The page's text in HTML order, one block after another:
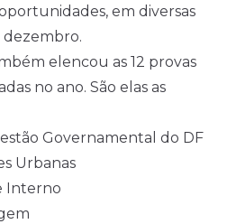
em diversas
dezembro.
elencou as 12 provas
no ano. São elas as
Governamental do DF
Urbanas
Interno